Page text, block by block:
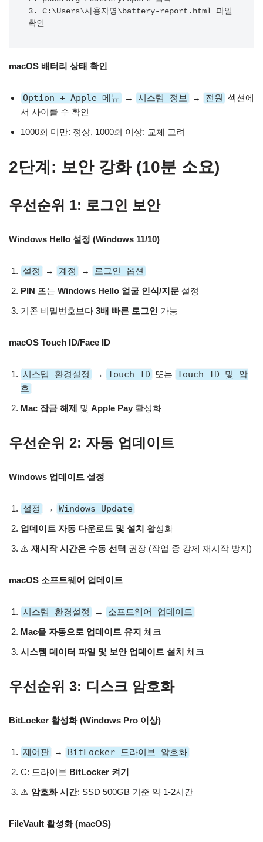
3. C:\Users\사용자명\battery-report.html 파일
macOS 배터리 상태 확인
Option + Apple 메뉴 → 시스템 정보 → 전원 섹션에
서 사이클 수 확인
1000회 미만: 정상, 1000회 이상: 교체 고려
2단계: 보안 강화 (10분 소요)
우선순위 1: 로그인 보안
Windows Hello 설정 (Windows 11/10)
설정 → 계정 → 로그인 옵션
PIN 또는 Windows Hello 얼굴 인식/지문 설정
기존 비밀번호보다 3배 빠른 로그인 가능
macOS Touch ID/Face ID
시스템 환경설정 → Touch ID 또는 Touch ID 및 암
호
Mac 잠금 해제 및 Apple Pay 활성화
우선순위 2: 자동 업데이트
Windows 업데이트 설정
설정 → Windows Update
업데이트 자동 다운로드 및 설치 활성화
⚠️ 재시작 시간은 수동 선택 권장 (작업 중 강제 재시작 방지)
macOS 소프트웨어 업데이트
시스템 환경설정 → 소프트웨어 업데이트
Mac을 자동으로 업데이트 유지 체크
시스템 데이터 파일 및 보안 업데이트 설치 체크
우선순위 3: 디스크 암호화
BitLocker 활성화 (Windows Pro 이상)
제어판 → BitLocker 드라이브 암호화
C: 드라이브 BitLocker 켜기
⚠️ 암호화 시간: SSD 500GB 기준 약 1-2시간
FileVault 활성화 (macOS)